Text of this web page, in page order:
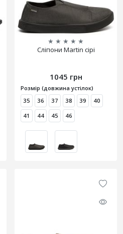
★ ★ ★ ★ ★
Сліпони Martin сірі
1045 грн
Розмір (довжина устілок)
35
36 37 38 39
40
41
44 45 46